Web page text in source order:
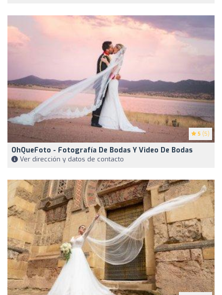
5 (5)
OhQueFoto - Fotografía De Bodas Y Video De Bodas
Ver dirección y datos de contacto